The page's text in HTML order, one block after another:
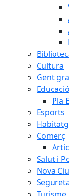
Cultura
Gent
Educació
Pla
Esports
Comerç
Salut i
Nova